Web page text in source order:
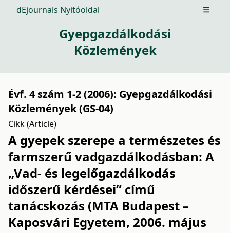
dEjournals Nyitóoldal Open
Gyepgazdálkodási
Közlemények
Évf. 4 szám 1-2 (2006): Gyepgazdálkodási
Közlemények (GS-04)
Cikk (Article)
A gyepek szerepe a természetes és
farmszerű vadgazdálkodásban: A
„Vad- és legelőgazdálkodás
időszerű kérdései” című
tanácskozás (MTA Budapest –
Kaposvári Egyetem, 2006. május